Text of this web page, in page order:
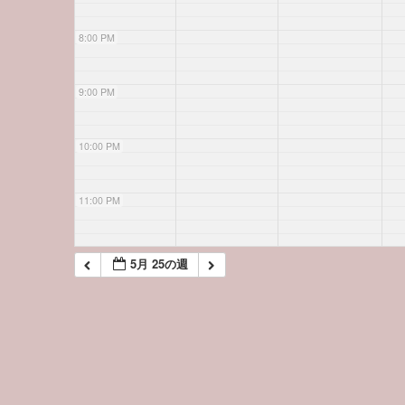
8:00 PM
9:00 PM
10:00 PM
11:00 PM
5月 25の週